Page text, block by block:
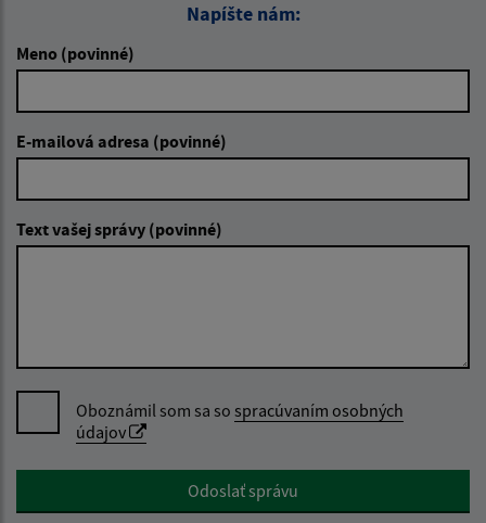
Napíšte nám:
Meno (povinné)
E-mailová adresa (povinné)
Text vašej správy (povinné)
Oboznámil som sa so spracúvaním osobných
údajov
Google reCaptcha ResponseOdoslať správu